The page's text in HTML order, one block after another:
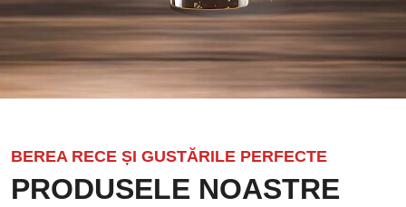
BEREA RECE ȘI GUSTĂRILE PERFECTE
PRODUSELE NOASTRE